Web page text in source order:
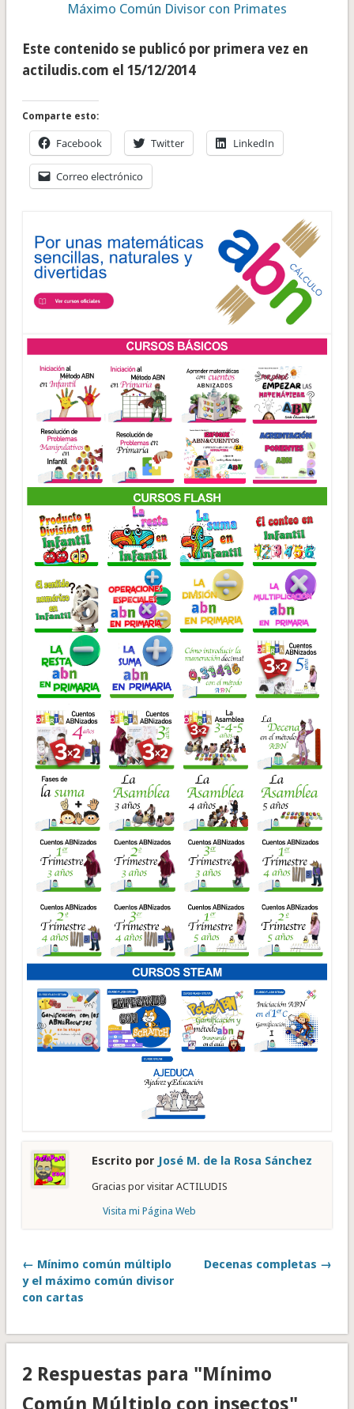
Máximo Común Divisor con Primates
Este contenido se publicó por primera vez en
actiludis.com el 15/12/2014
Comparte esto:
Facebook Twitter LinkedIn
Correo electrónico
Escrito por José M. de la Rosa Sánchez
Gracias por visitar ACTILUDIS
Visita mi Página Web
← Mínimo común múltiplo
y el máximo común divisor
con cartas
Decenas completas →
2 Respuestas para "Mínimo
Común Múltiplo con insectos"